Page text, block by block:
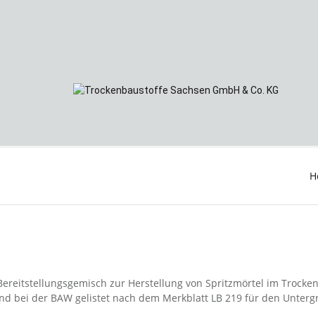
zur Herstellung von Spritzmörtel im
bei der BAW gelistet nach dem Merkblatt LB 219 für den